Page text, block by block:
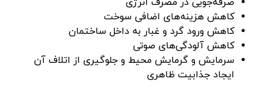
کاهش هزینه‌های اضافی سوخت
کاهش ورود گرد و غبار به داخل ساختمان
کاهش آلودگی‌های صوتی
سرمایش و گرمایش محیط و جلوگیری از اتلاف آن
ایجاد جذابیت ظاهری